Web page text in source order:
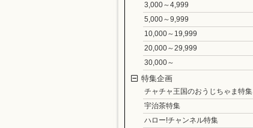
3,000～4,999
5,000～9,999
10,000～19,999
20,000～29,999
30,000～
特集企画
チャチャ王国のおうじちゃま特集
宇治茶特集
ハロー!チャンネル特集